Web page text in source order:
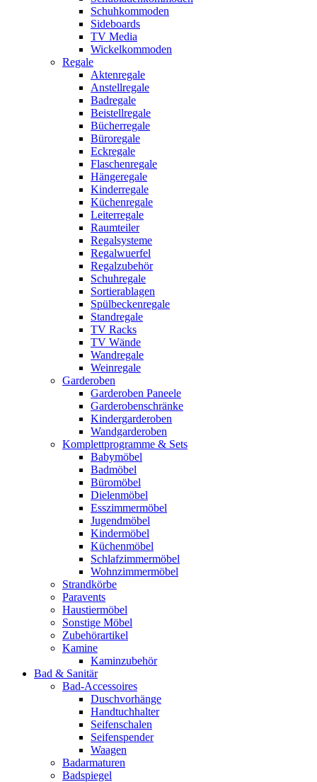
Schuhkommoden
Sideboards
TV Media
Wickelkommoden
Regale
Aktenregale
Anstellregale
Badregale
Beistellregale
Bücherregale
Büroregale
Eckregale
Flaschenregale
Hängeregale
Kinderregale
Küchenregale
Leiterregale
Raumteiler
Regalsysteme
Regalwuerfel
Regalzubehör
Schuhregale
Sortierablagen
Spülbeckenregale
Standregale
TV Racks
TV Wände
Wandregale
Weinregale
Garderoben
Garderoben Paneele
Garderobenschränke
Kindergarderoben
Wandgarderoben
Komplettprogramme & Sets
Babymöbel
Badmöbel
Büromöbel
Dielenmöbel
Esszimmermöbel
Jugendmöbel
Kindermöbel
Küchenmöbel
Schlafzimmermöbel
Wohnzimmermöbel
Strandkörbe
Paravents
Haustiermöbel
Sonstige Möbel
Zubehörartikel
Kamine
Kaminzubehör
Bad & Sanitär
Bad-Accessoires
Duschvorhänge
Handtuchhalter
Seifenschalen
Seifenspender
Waagen
Badarmaturen
Badspiegel